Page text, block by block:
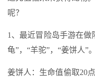
呢？
1、最近冒险岛手游在
龟”，“羊驼”，“姜饼人”。
姜饼人：生命值偷取20